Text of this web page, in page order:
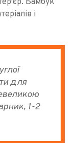
і
для
1-2